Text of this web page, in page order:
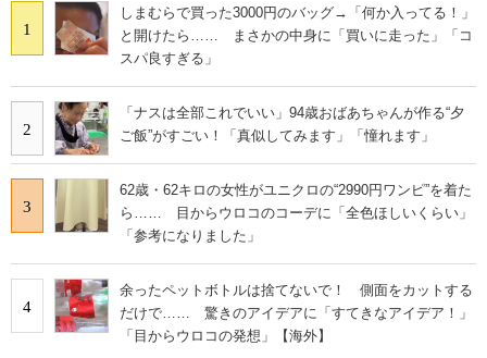
1
しまむらで買った3000円のバッグ→「何か入ってる！」
と開けたら…… まさかの中身に「買いに走った」「コ
スパ良すぎる」
2
「ナスは全部これでいい」94歳おばあちゃんが作る“夕
ご飯”がすごい！「真似してみます」「憧れます」
3
62歳・62キロの女性がユニクロの“2990円ワンピ”を着た
ら…… 目からウロコのコーデに「全色ほしいくらい」
「参考になりました」
4
余ったペットボトルは捨てないで！ 側面をカットする
だけで…… 驚きのアイデアに「すてきなアイデア！」
「目からウロコの発想」【海外】